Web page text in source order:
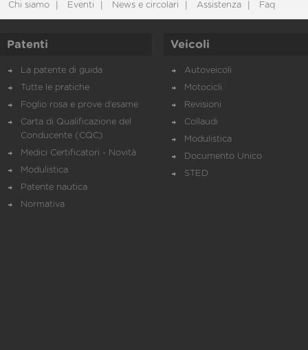
Chi siamo Eventi News e circolari Assistenza Faq
Patenti
La patente di guida
Tutte le pratiche
Foglio rosa e prove d’esame
Carta di Qualificazione del
Conducente (CQC)
Medici Certificatori - Novità
Modulistica
Patente nautica
Normativa
Veicoli
Autoveicoli
Motocicli
Revisioni
Collaudi
Modulistica
Documento Unico
STED